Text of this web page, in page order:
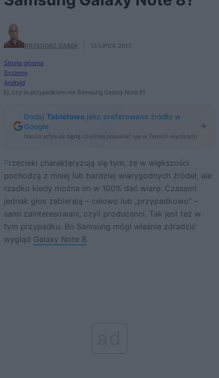
GRZEGORZ DĄBEK 13 LIPCA 2017
Strona główna
Systemy
Android
Ej, czy to przypadkiem nie Samsung Galaxy Note 8?
Dodaj Tabletowo jako preferowane źródło w
Google
Nasze artykuły będą częściej pojawiać się w Twoich wynikach
Przecieki charakteryzują się tym, że w większości
pochodzą z mniej lub bardziej wiarygodnych źródeł, ale
rzadko kiedy można im w 100% dać wiarę. Czasami
jednak głos zabierają – celowo lub „przypadkowo” –
sami zainteresowani, czyli producenci. Tak jest też w
tym przypadku. Bo Samsung mógł właśnie zdradzić
wygląd Galaxy Note 8.